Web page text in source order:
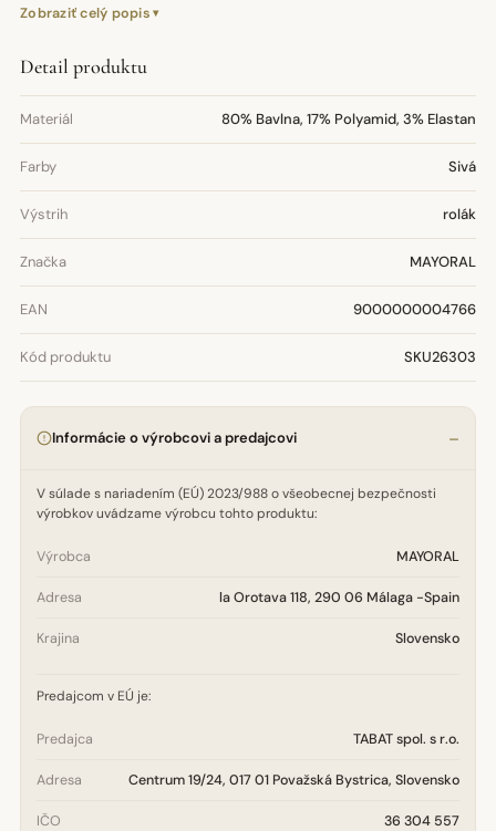
Zobraziť celý popis
Detail produktu
Materiál 80% Bavlna, 17% Polyamid, 3% Elastan
Farby Sivá
Výstrih rolák
Značka MAYORAL
EAN 9000000004766
Kód produktu SKU26303
Informácie o výrobcovi a predajcovi
V súlade s nariadením (EÚ) 2023/988 o všeobecnej bezpečnosti
výrobkov uvádzame výrobcu tohto produktu:
Výrobca MAYORAL
Adresa la Orotava 118, 290 06 Málaga -Spain
Krajina Slovensko
Predajcom v EÚ je:
Predajca TABAT spol. s r.o.
Adresa Centrum 19/24, 017 01 Považská Bystrica, Slovensko
IČO 36 304 557